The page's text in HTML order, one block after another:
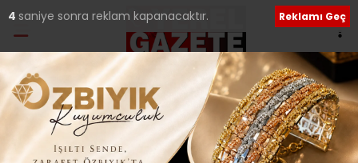
2 saniye sonra reklam kapanacaktır. Reklamı Geç